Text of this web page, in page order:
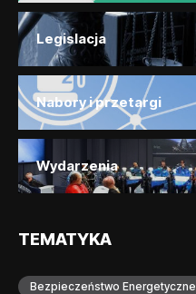
Legislacja
Nabory i przetargi
Wydarzenia
TEMATYKA
Bezpieczeństwo Energetyczne